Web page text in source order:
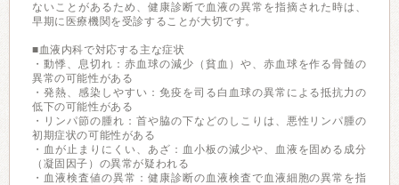
ないことがあるため、健康診断で血液の異常を指摘された時は、
早期に医療機関を受診することが大切です。
■血液内科で対応する主な症状
・動悸、息切れ：赤血球の減少（貧血）や、赤血球を作る骨髄の
異常の可能性がある
・発熱、感染しやすい：免疫を司る白血球の異常による抵抗力の
低下の可能性がある
・リンパ節の腫れ：首や脇の下などのしこりは、悪性リンパ腫の
初期症状の可能性がある
・血が止まりにくい、あざ：血小板の減少や、血液を固める成分
（凝固因子）の異常が疑われる
・血液検査値の異常：健康診断の血液検査で血液細胞の異常を指